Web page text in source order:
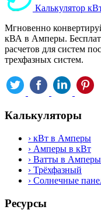
Калькулятор
Мгновенно
кВА в Амперы.
расчетов для систем
трехфазных систем.
Калькуляторы
› кВт в Амперы
› Амперы в кВт
› Ватты в Амперы
› Трёхфазный
› Солнечные
Ресурсы